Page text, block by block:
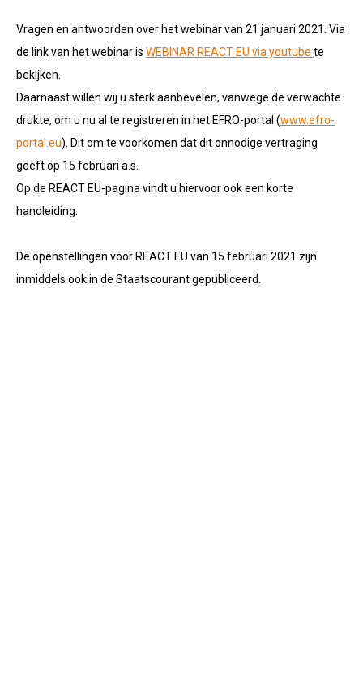
Vragen en antwoorden over het webinar van 21 januari 2021. Via
de link van het webinar is WEBINAR REACT EU via youtube te
bekijken.
Daarnaast willen wij u sterk aanbevelen, vanwege de verwachte
drukte, om u nu al te registreren in het EFRO-portal (www.efro-
portal.eu). Dit om te voorkomen dat dit onnodige vertraging
geeft op 15 februari a.s.
Op de REACT EU-pagina vindt u hiervoor ook een korte
handleiding.
De openstellingen voor REACT EU van 15 februari 2021 zijn
inmiddels ook in de Staatscourant gepubliceerd.